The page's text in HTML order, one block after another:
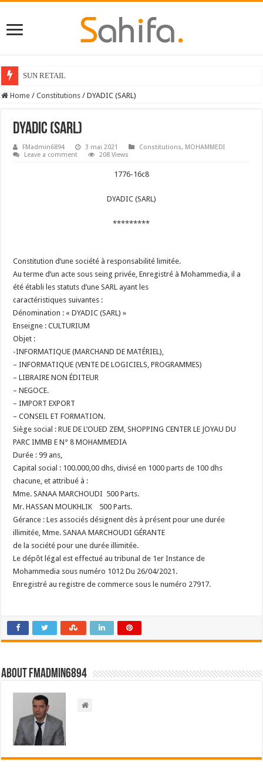
SUN RETAIL
Home / Constitutions / DYADIC (SARL)
DYADIC (SARL)
FMadmin6894 3 mai 2021 Constitutions, MOHAMMEDI
Leave a comment
208 Views
1776-16c8
DYADIC (SARL)
*********
Constitution d’une société à responsabilité limitée.
Au terme d’un acte sous seing privée, Enregistré à Mohammedia, il a
été établi les statuts d’une SARL ayant les
caractéristiques suivantes :
Dénomination : « DYADIC (SARL) »
Enseigne : CULTURIUM
Objet :
-INFORMATIQUE (MARCHAND DE MATÉRIEL),
– INFORMATIQUE (VENTE DE LOGICIELS, PROGRAMMES)
– LIBRAIRE NON ÉDITEUR
– NEGOCE.
– IMPORT EXPORT
– CONSEIL ET FORMATION.
Siège social : RUE DE L’OUED ZEM, SHOPPING CENTER LE JOYAU DU
PARC IMMB E N° 8 MOHAMMEDIA
Durée : 99 ans,
Capital social : 100.000,00 dhs, divisé en 1000 parts de 100 dhs
chacune, et attribué à :
Mme. SANAA MARCHOUDI 500 Parts.
Mr. HASSAN MOUKHLIK 500 Parts.
Gérance : Les associés désignent dès à présent pour une durée
illimitée, Mme. SANAA MARCHOUDI GÉRANTE
de la société pour une durée illimitée.
Le dépôt légal est effectué au tribunal de 1er Instance de
Mohammedia sous numéro 1012 Du 26/04/2021.
Enregistré au registre de commerce sous le numéro 27917.
About FMadmin6894